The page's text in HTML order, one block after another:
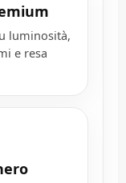
luminosità,
e resa